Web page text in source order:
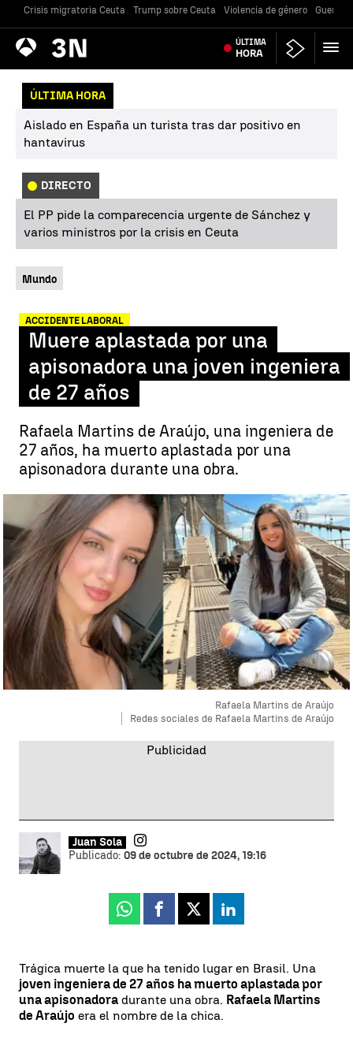
Crisis migratoria Ceuta Trump sobre Ceuta Violencia de género Guerra
Antena
3 Noticias ÚLTIMA
HORA
ÚLTIMA HORA
Aislado en España un turista tras dar positivo en
hantavirus
DIRECTO
El PP pide la comparecencia urgente de Sánchez y
varios ministros por la crisis en Ceuta
Mundo
ACCIDENTE LABORAL
Muere aplastada por una
apisonadora una joven ingeniera
de 27 años
Rafaela Martins de Araújo, una ingeniera de
27 años, ha muerto aplastada por una
apisonadora durante una obra.
Rafaela Martins de Araújo
Redes sociales de Rafaela Martins de Araújo
Juan Sola
Publicado: 09 de octubre de 2024, 19:16
Whatsapp
Facebook
X Linkedin
Trágica muerte la que ha tenido lugar en Brasil. Una
joven ingeniera de 27 años ha muerto aplastada por
una apisonadora durante una obra. Rafaela Martins
de Araújo era el nombre de la chica.